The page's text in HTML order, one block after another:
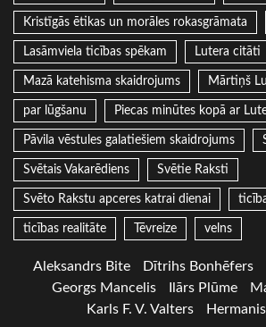
Kristīgās ētikas un morāles rokasgrāmata
Lasāmviela ticības spēkam Lutera citāti
Mazā katehisma skaidrojums Mārtiņš
par lūgšanu Piecas minūtes kopā ar
Pāvila vēstules galatiešiem skaidrojums
Svētais Vakarēdiens Svētie Raksti
Svēto Rakstu apceres katrai dienai
ticības realitāte Tēvreize velns
Aleksandrs Bite Dītrihs Bonhēfers
Georgs Mancelis
Ilārs Plūme
Karls F. V. Valters